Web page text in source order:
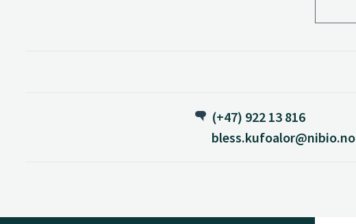
(+47) 922 13 816
bless.kufoalor@nibio.no